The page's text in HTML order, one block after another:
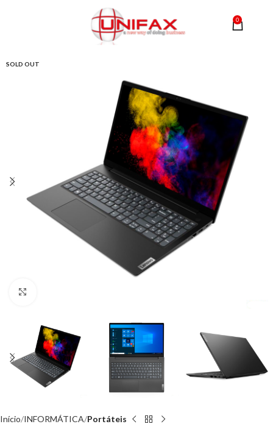
0
SOLD OUT
Início INFORMÁTICA Portáteis